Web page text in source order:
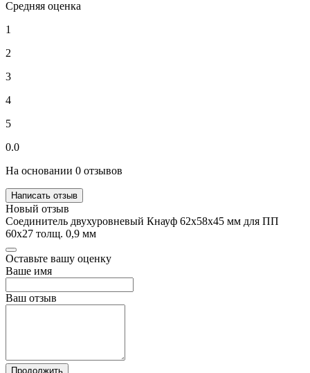
Средняя оценка
1
2
3
4
5
0.0
На основании 0 отзывов
Написать отзыв
Новый отзыв
Соединитель двухуровневый Кнауф 62х58х45 мм для ПП
60х27 толщ. 0,9 мм
Оставьте вашу оценку
Ваше имя
Ваш отзыв
Продолжить